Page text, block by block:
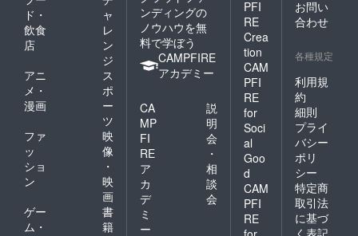
ド・
飲食
店
ャ
レ
ン
ジ
アニ
メ・
漫画
ス
ポ
ー
ツ
ファ
ッ
ショ
ン
映
像
・
映
画
ゲー
ム・
書
籍
ンディングの
ノウハウを無
料で学ぼう
CAMPFIRE
アカデミー
CA
MP
FI
RE
ア
カ
デ
ミ
ー
説
明
会
・
相
談
会
PFI
RE
Crea
tion
CAM
PFI
RE
for
Soci
al
Goo
d
CAM
PFI
RE
お問い
合わせ
各種規定
利用規
約
細則
プライ
バシー
ポリ
シー
特定商
取引法
に基づ
く表記